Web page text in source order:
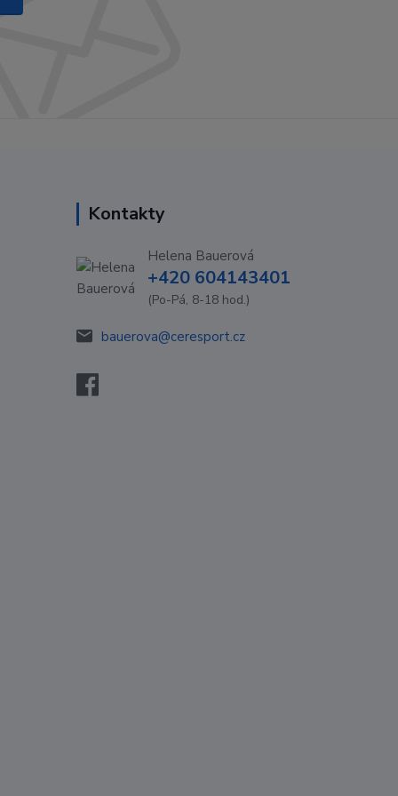
Kontakty
Helena Bauerová
+420 604143401
(Po-Pá, 8-18 hod.)
bauerova@ceresport.cz